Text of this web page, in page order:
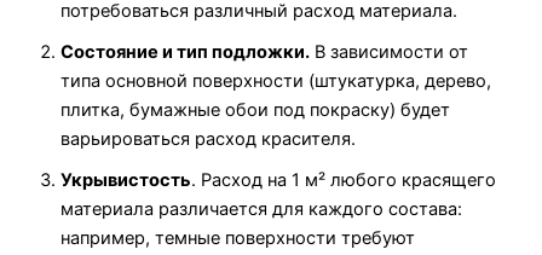
потребоваться различный расход материала.
Состояние и тип подложки. В зависимости от
типа основной поверхности (штукатурка, дерево,
плитка, бумажные обои под покраску) будет
варьироваться расход красителя.
Укрывистость. Расход на 1 м² любого красящего
материала различается для каждого состава:
например, темные поверхности требуют